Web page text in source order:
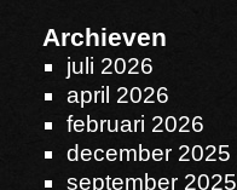
Archieven
juli 2026
april 2026
februari 2026
december 2025
september 2025